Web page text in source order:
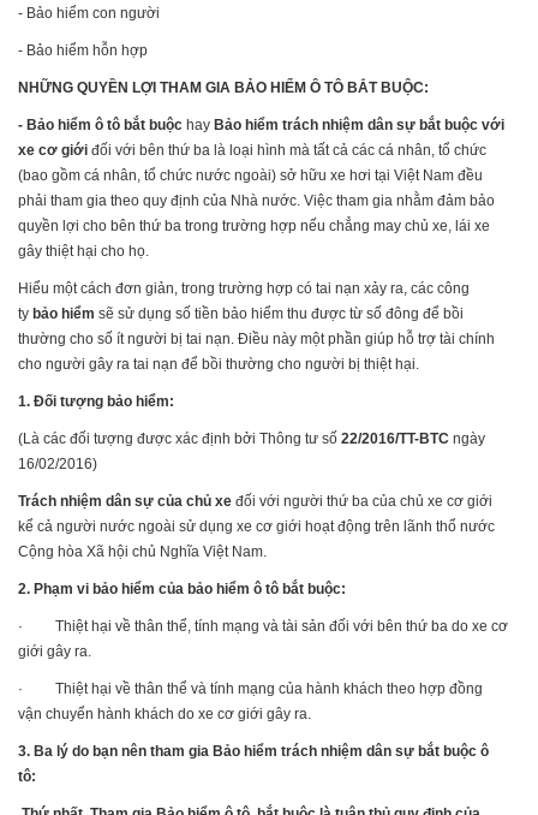
- Bảo hiểm con người
- Bảo hiểm hỗn hợp
NHỮNG QUYỀN LỢI THAM GIA BẢO HIỂM Ô TÔ BẮT BUỘC:
- Bảo hiểm ô tô bắt buộc hay Bảo hiểm trách nhiệm dân sự bắt buộc với
xe cơ giới đối với bên thứ ba là loại hình mà tất cả các cá nhân, tổ chức
(bao gồm cá nhân, tổ chức nước ngoài) sở hữu xe hơi tại Việt Nam đều
phải tham gia theo quy định của Nhà nước. Việc tham gia nhằm đảm bảo
quyền lợi cho bên thứ ba trong trường hợp nếu chẳng may chủ xe, lái xe
gây thiệt hại cho họ.
Hiểu một cách đơn giản, trong trường hợp có tai nạn xảy ra, các công
ty bảo hiểm sẽ sử dụng số tiền bảo hiểm thu được từ số đông để bồi
thường cho số ít người bị tai nạn. Điều này một phần giúp hỗ trợ tài chính
cho người gây ra tai nạn để bồi thường cho người bị thiệt hại.
1. Đối tượng bảo hiểm:
(Là các đối tượng được xác định bởi Thông tư số 22/2016/TT-BTC ngày
16/02/2016)
Trách nhiệm dân sự của chủ xe đối với người thứ ba của chủ xe cơ giới
kể cả người nước ngoài sử dụng xe cơ giới hoạt động trên lãnh thổ nước
Cộng hòa Xã hội chủ Nghĩa Việt Nam.
2. Phạm vi bảo hiểm của bảo hiểm ô tô bắt buộc:
· Thiệt hại về thân thể, tính mạng và tài sản đối với bên thứ ba do xe cơ
giới gây ra.
· Thiệt hại về thân thể và tính mạng của hành khách theo hợp đồng
vận chuyển hành khách do xe cơ giới gây ra.
3. Ba lý do bạn nên tham gia Bảo hiểm trách nhiệm dân sự bắt buộc ô
tô: